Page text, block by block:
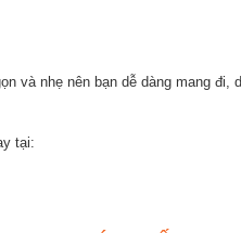
và nhẹ nên bạn dễ dàng mang đi,
tại: